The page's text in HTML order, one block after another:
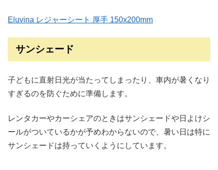
Eluvina レジャーシート 厚手 150x200mm
サンシェード
子どもに直射日光が当たってしまったり、車内が暑くなり
すぎるのを防ぐために準備します。
レンタカーやカーシェアのときはサンシェードや日よけシ
ールがついているかが予めわからないので、暑い日は特に
サンシェードは持っていくようにしています。